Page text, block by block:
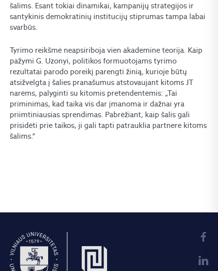
šalims. Esant tokiai dinamikai, kampanijų strategijos ir
santykinis demokratinių institucijų stiprumas tampa labai
svarbūs.
Tyrimo reikšmė neapsiriboja vien akademine teorija. Kaip
pažymi G. Uzonyi, politikos formuotojams tyrimo
rezultatai parodo poreikį parengti žinią, kurioje būtų
atsižvelgta į šalies pranašumus atstovaujant kitoms JT
narėms, palyginti su kitomis pretendentėmis: „Tai
priminimas, kad taika vis dar įmanoma ir dažnai yra
priimtiniausias sprendimas. Pabrėžiant, kaip šalis gali
prisidėti prie taikos, ji gali tapti patrauklia partnere kitoms
šalims.“